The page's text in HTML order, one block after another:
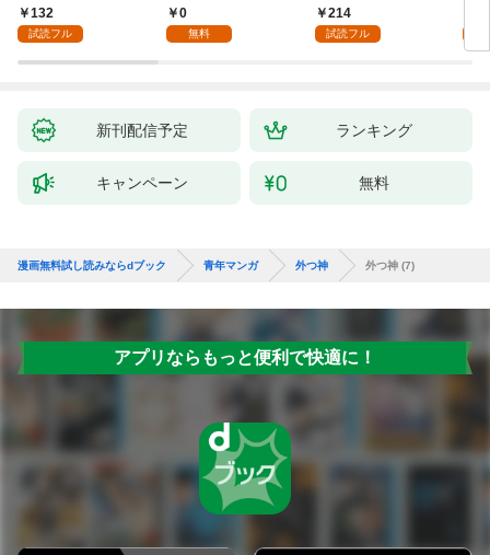
132
試読フル
0
無料
214
試読フル
新刊配信予定 ランキング
キャンペーン 無料
漫画無料試し読みならdブック 青年マンガ 外つ神 外つ神 (7)
アプリならもっと便利で快適に！